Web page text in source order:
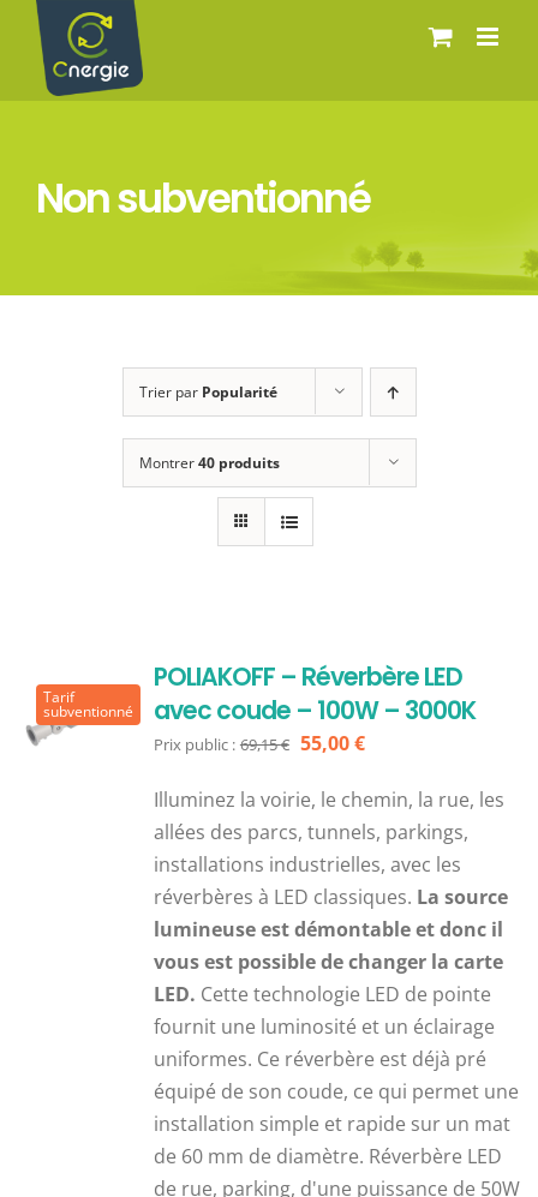
Passer
contenu
Non subventionné
Trier par Popularité
Montrer40 produits
Tarif
subventionné
POLIAKOFF – Réverbère LED
avec coude – 100W – 3000K
Prix public : 69,15€ Le
initial
était :
69,15 €.
55,00€Le
actuel
est :
55,00 €.
Illuminez la voirie, le chemin, la rue, les
allées des parcs, tunnels, parkings,
installations industrielles, avec les
réverbères à LED classiques. La source
lumineuse est démontable et donc il
vous est possible de changer la carte
LED. Cette technologie LED de pointe
fournit une luminosité et un éclairage
uniformes. Ce réverbère est déjà pré
équipé de son coude, ce qui permet une
installation simple et rapide sur un mat
de 60 mm de diamètre. Réverbère LED
de rue, parking, d'une puissance de 50W